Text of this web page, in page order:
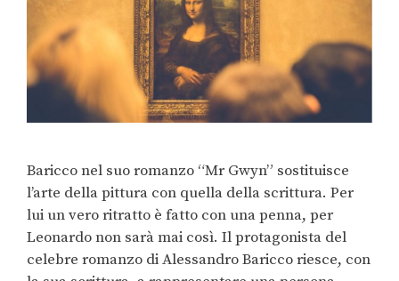
Baricco nel suo romanzo “Mr Gwyn” sostituisce
l’arte della pittura con quella della scrittura. Per
lui un vero ritratto è fatto con una penna, per
Leonardo non sarà mai così. Il protagonista del
celebre romanzo di Alessandro Baricco riesce, con